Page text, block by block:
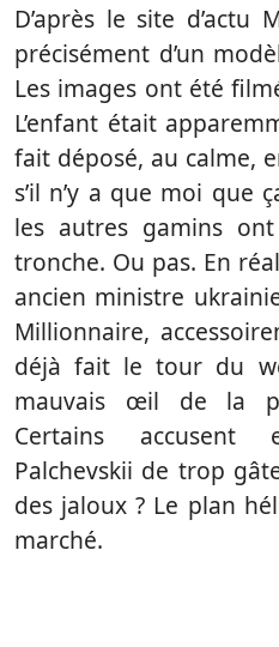
D’après le site d’actu
précisément d’un
Les images ont été
L’enfant était
fait déposé, au calme,
s’il n’y a que moi que
les autres gamins
tronche. Ou pas. En
ancien ministre
Millionnaire,
déjà fait le tour du
mauvais œil de la
Certains
Palchevskii de trop
des jaloux ? Le plan
marché.